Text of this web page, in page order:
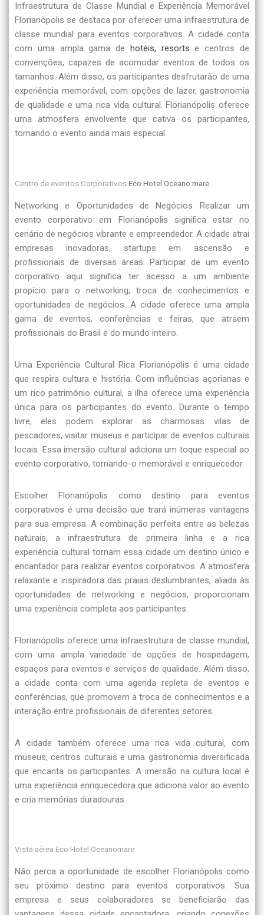
Infraestrutura de Classe Mundial e Experiência Memorável
Florianópolis se destaca por oferecer uma infraestrutura de
classe mundial para eventos corporativos. A cidade conta
com uma ampla gama de hotéis, resorts e centros de
convenções, capazes de acomodar eventos de todos os
tamanhos. Além disso, os participantes desfrutarão de uma
experiência memorável, com opções de lazer, gastronomia
de qualidade e uma rica vida cultural. Florianópolis oferece
uma atmosfera envolvente que cativa os participantes,
tornando o evento ainda mais especial.
Centro de eventos CorporativosEco Hotel Oceano mare
Networking e Oportunidades de Negócios Realizar um
evento corporativo em Florianópolis significa estar no
cenário de negócios vibrante e empreendedor. A cidade atrai
empresas inovadoras, startups em ascensão e
profissionais de diversas áreas. Participar de um evento
corporativo aqui significa ter acesso a um ambiente
propício para o networking, troca de conhecimentos e
oportunidades de negócios. A cidade oferece uma ampla
gama de eventos, conferências e feiras, que atraem
profissionais do Brasil e do mundo inteiro.
Uma Experiência Cultural Rica Florianópolis é uma cidade
que respira cultura e história. Com influências açorianas e
um rico patrimônio cultural, a ilha oferece uma experiência
única para os participantes do evento. Durante o tempo
livre, eles podem explorar as charmosas vilas de
pescadores, visitar museus e participar de eventos culturais
locais. Essa imersão cultural adiciona um toque especial ao
evento corporativo, tornando-o memorável e enriquecedor.
Escolher Florianópolis como destino para eventos
corporativos é uma decisão que trará inúmeras vantagens
para sua empresa. A combinação perfeita entre as belezas
naturais, a infraestrutura de primeira linha e a rica
experiência cultural tornam essa cidade um destino único e
encantador para realizar eventos corporativos. A atmosfera
relaxante e inspiradora das praias deslumbrantes, aliada às
oportunidades de networking e negócios, proporcionam
uma experiência completa aos participantes.
Florianópolis oferece uma infraestrutura de classe mundial,
com uma ampla variedade de opções de hospedagem,
espaços para eventos e serviços de qualidade. Além disso,
a cidade conta com uma agenda repleta de eventos e
conferências, que promovem a troca de conhecimentos e a
interação entre profissionais de diferentes setores.
A cidade também oferece uma rica vida cultural, com
museus, centros culturais e uma gastronomia diversificada
que encanta os participantes. A imersão na cultura local é
uma experiência enriquecedora que adiciona valor ao evento
e cria memórias duradouras.
Vista aérea Eco Hotel Oceanomare
Não perca a oportunidade de escolher Florianópolis como
seu próximo destino para eventos corporativos. Sua
empresa e seus colaboradores se beneficiarão das